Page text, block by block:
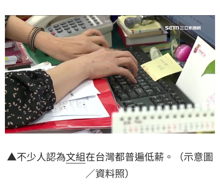
▲不少人認為文組在台灣都普遍低薪。（示意圖
／資料照）